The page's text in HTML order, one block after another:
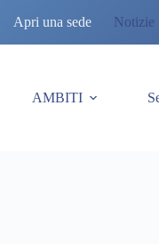
Apri una sede Notizie
AMBITI